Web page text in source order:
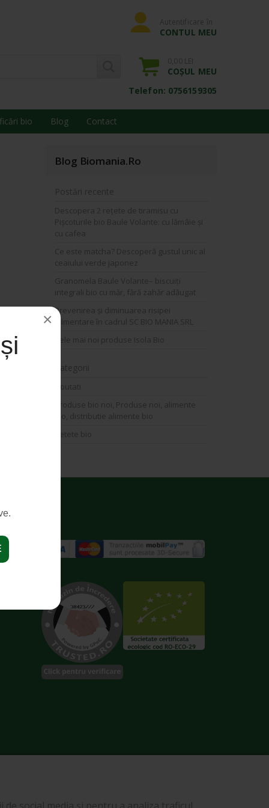
×
Autentificare în
CONTUL MEU
0,00 LEI
COȘUL MEU
Telefon: 0756159305
bio Blog Contact
Blog Biomania.ro
Postări recente
Descopera 2 rețete de tiramisu cu
Pișcoturile bio Baule Volante: cu lămâie și
cu cafea
Ce este matcha? Descoperă gustul unic al
ceaiului verde japonez
Granomela Baule Volante– biscuiți
integrali bio cu măr, fără zahăr adăugat
Prevenirea și diminuarea risipei
alimentare în cadrul SC BIO MANIA SRL
Cele mai noi produse Isola Bio
Categorii
Noutati
Produse bio noi, Produse noi, alimente
bio, distributie alimente bio
Retete bio